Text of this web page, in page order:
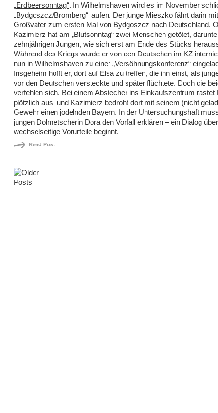
„Erdbeersonntag“. In Wilhelmshaven wird es im November
„Bydgoszcz/Bromberg“laufen. Der junge Mieszko fährt darin
Großvater zum ersten Mal von Bydgoszcz nach Deutschland.
Kazimierz hat am „Blutsonntag“ zwei Menschen getötet,
zehnjährigen Jungen, wie sich erst am Ende des Stücks
Während des Kriegs wurde er von den Deutschen im KZ
nun in Wilhelmshaven zu einer „Versöhnungskonferenz“
Insgeheim hofft er, dort auf Elsa zu treffen, die ihn einst, als
vor den Deutschen versteckte und später flüchtete. Doch die
verfehlen sich. Bei einem Abstecher ins Einkaufszentrum rastet
plötzlich aus, und Kazimierz bedroht dort mit seinem (nicht
Gewehr einen jodelnden Bayern. In der Untersuchungshaft
jungen Dolmetscherin Dora den Vorfall erklären – ein Dialog über
wechselseitige Vorurteile beginnt.